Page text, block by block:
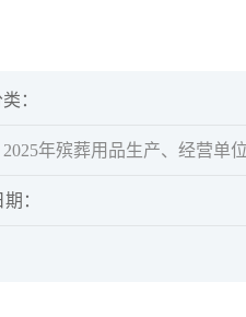
：
2025年殡葬用品生产、经营单
：